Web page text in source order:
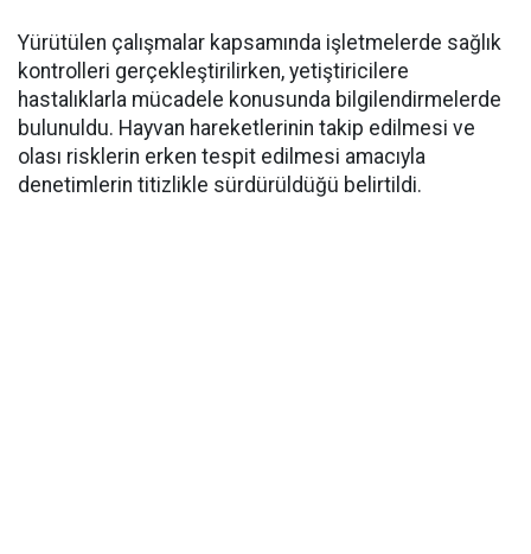
Yürütülen çalışmalar kapsamında işletmelerde sağlık
kontrolleri gerçekleştirilirken, yetiştiricilere
hastalıklarla mücadele konusunda bilgilendirmelerde
bulunuldu. Hayvan hareketlerinin takip edilmesi ve
olası risklerin erken tespit edilmesi amacıyla
denetimlerin titizlikle sürdürüldüğü belirtildi.